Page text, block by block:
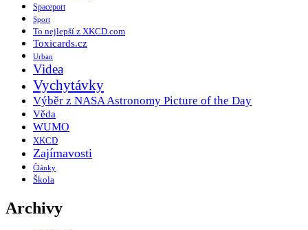
Spaceport
Sport
To nejlepší z XKCD.com
Toxicards.cz
Urban
Videa
Vychytávky
Výběr z NASA Astronomy Picture of the Day
Věda
WUMO
XKCD
Zajímavosti
Články
Škola
Archivy